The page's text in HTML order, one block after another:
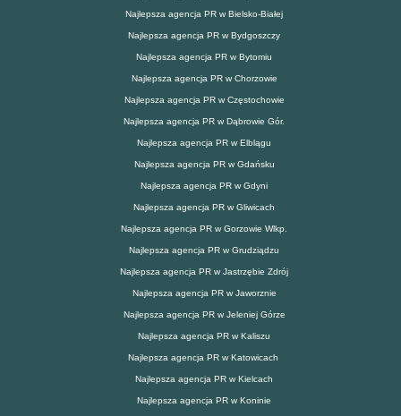
Najlepsza agencja PR w Bielsko-Białej
Najlepsza agencja PR w Bydgoszczy
Najlepsza agencja PR w Bytomiu
Najlepsza agencja PR w Chorzowie
Najlepsza agencja PR w Częstochowie
Najlepsza agencja PR w Dąbrowie Gór.
Najlepsza agencja PR w Elblągu
Najlepsza agencja PR w Gdańsku
Najlepsza agencja PR w Gdyni
Najlepsza agencja PR w Gliwicach
Najlepsza agencja PR w Gorzowie Wlkp.
Najlepsza agencja PR w Grudziądzu
Najlepsza agencja PR w Jastrzębie Zdrój
Najlepsza agencja PR w Jaworznie
Najlepsza agencja PR w Jeleniej Górze
Najlepsza agencja PR w Kaliszu
Najlepsza agencja PR w Katowicach
Najlepsza agencja PR w Kielcach
Najlepsza agencja PR w Koninie